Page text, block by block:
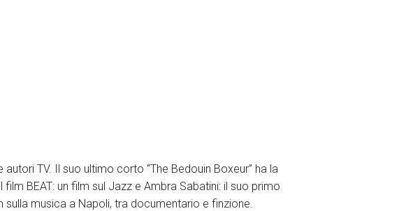
TV. Il suo ultimo corto “The Bedouin Boxeur” ha la
BEAT: un film sul Jazz e Ambra Sabatini: il suo primo
musica a Napoli, tra documentario e finzione.